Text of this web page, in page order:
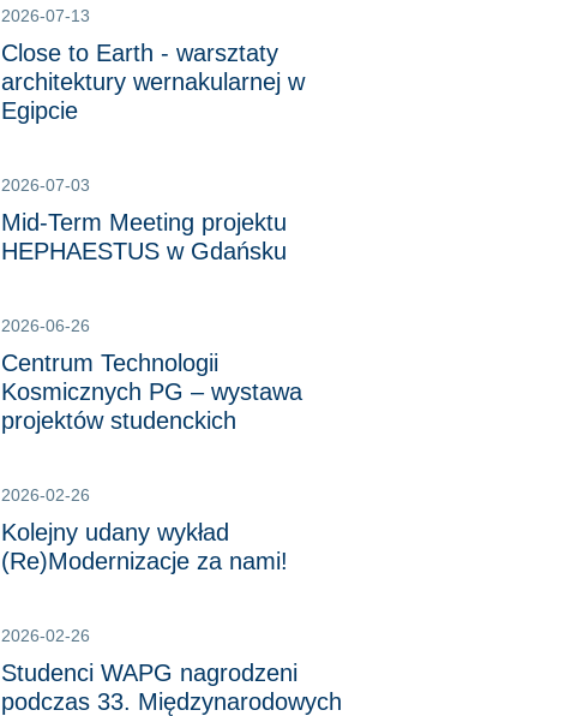
2026-07-13
Close to Earth - warsztaty
architektury wernakularnej w
Egipcie
2026-07-03
Mid-Term Meeting projektu
HEPHAESTUS w Gdańsku
2026-06-26
Centrum Technologii
Kosmicznych PG – wystawa
projektów studenckich
2026-02-26
Kolejny udany wykład
(Re)Modernizacje za nami!
2026-02-26
Studenci WAPG nagrodzeni
podczas 33. Międzynarodowych